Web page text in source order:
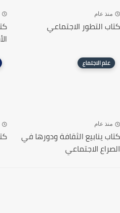
منذ عام
كتاب التطور الاجتماعي
علم الاجتماع
منذ عام
كتاب ينابيع الثقافة ودورها في
الصراع الاجتماعي